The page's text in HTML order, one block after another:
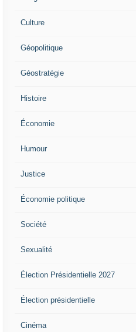
Culture
Géopolitique
Géostratégie
Histoire
Économie
Humour
Justice
Économie politique
Société
Sexualité
Élection Présidentielle 2027
Élection présidentielle
Cinéma